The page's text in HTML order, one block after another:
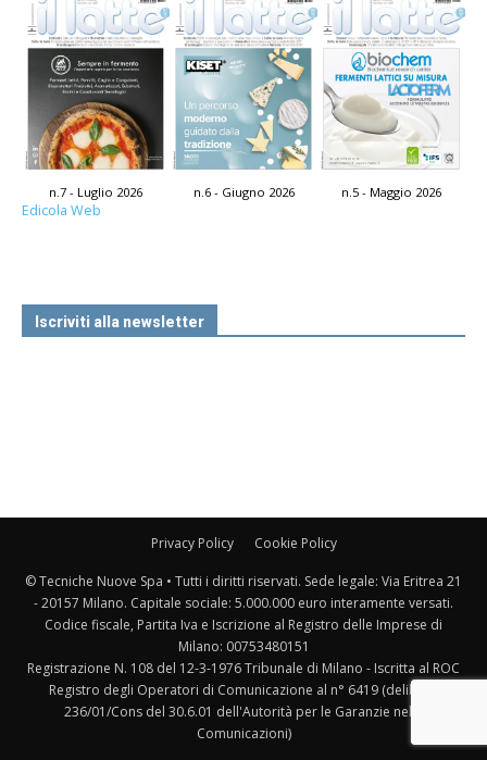
n.7 - Luglio 2026 n.6 - Giugno 2026 n.5 - Maggio 2026
Edicola Web
Iscriviti alla newsletter
Privacy Policy Cookie Policy
© Tecniche Nuove Spa • Tutti i diritti riservati. Sede legale: Via Eritrea 21
- 20157 Milano. Capitale sociale: 5.000.000 euro interamente versati.
Codice fiscale, Partita Iva e Iscrizione al Registro delle Imprese di
Milano: 00753480151
Registrazione N. 108 del 12-3-1976 Tribunale di Milano - Iscritta al ROC
Registro degli Operatori di Comunicazione al n° 6419 (delibera
236/01/Cons del 30.6.01 dell'Autorità per le Garanzie nelle
Comunicazioni)